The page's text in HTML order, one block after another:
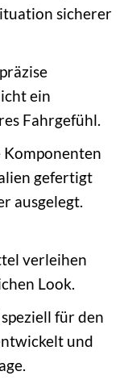
sicherer
ein
Fahrgefühl.
Komponenten
gefertigt
ausgelegt.
verleihen
Look.
für den
und